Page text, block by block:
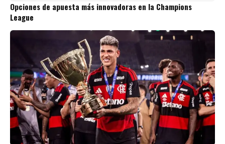
Opciones de apuesta más innovadoras en la Champions
League